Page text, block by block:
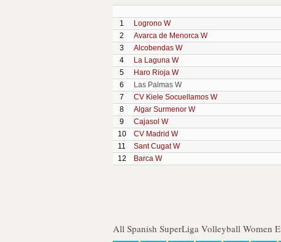
1
Logrono W
2
Avarca de Menorca W
3
Alcobendas W
4
La Laguna W
5
Haro Rioja W
6
Las Palmas W
7
CV Kiele Socuellamos W
8
Algar Surmenor W
9
Cajasol W
10
CV Madrid W
11
Sant Cugat W
12
Barca W
All Spanish SuperLiga Volleyball Women